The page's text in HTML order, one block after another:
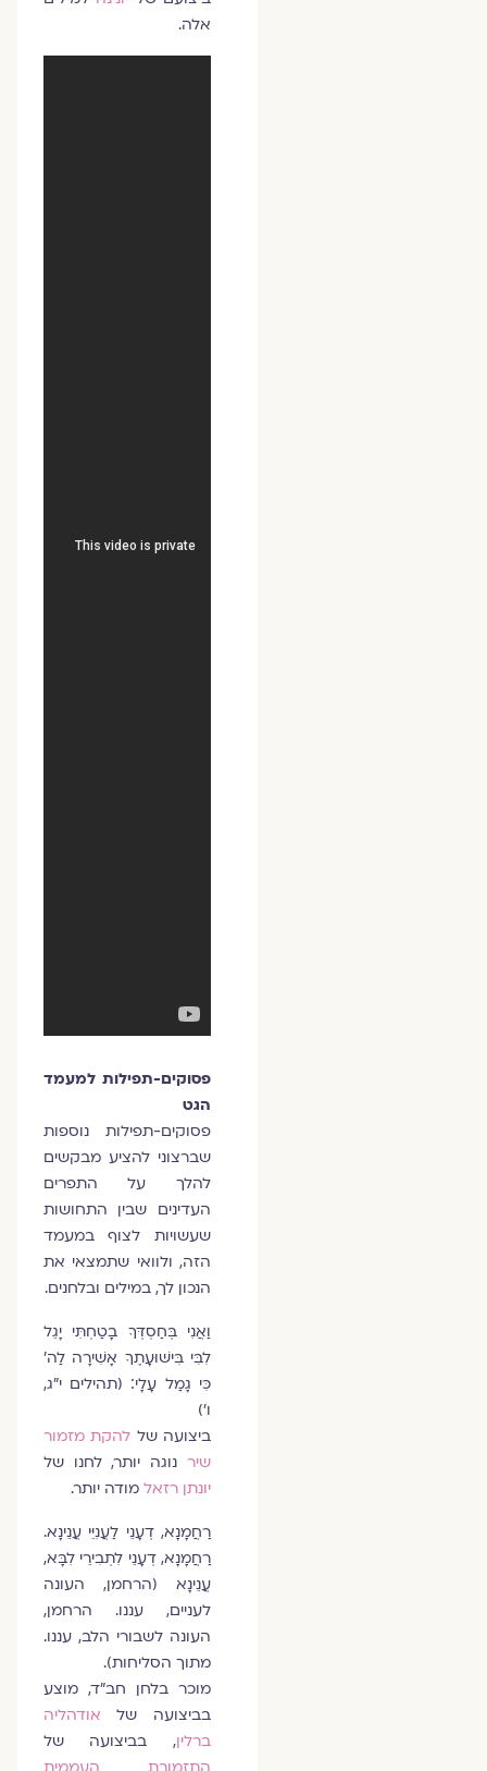
אלה.
פסוקים-תפילות למעמד
הגט
פסוקים-תפילות נוספות
שברצוני להציע מבקשים
להלך על התפרים
העדינים שבין התחושות
שעשויות לצוף במעמד
הזה, ולוואי שתמצאי את
הנכון לך, במילים ובלחנים.
וַאֲנִי בְּחַסְדְּךָ בָטַחְתִּי יָגֵל
לִבִּי בִּישׁוּעָתֶךָ אָשִׁירָה לַה'
כִּי גָמַל עָלָי׃ (תהילים י"ג,
ו')
ביצועה של להקת מזמור
שיר נוגה יותר, לחנו של
יונתן רזאל מודה יותר.
רַחֲמָנָא, דְעָנֵי לַעֲנִיֵּי עֲנֵינָא.
רַחֲמָנָא, דְעָנֵי לִתְבִירֵי לִבָּא,
עֲנֵינָא (הרחמן, העונה
לעניים, עננו. הרחמן,
העונה לשבורי הלב, עננו.
מתוך הסליחות).
מוכר בלחן חב"ד, מוצע
בביצועה שלאודהליה
ברלין, בביצועה של